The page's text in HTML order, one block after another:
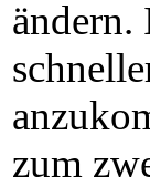
ändern.
zum